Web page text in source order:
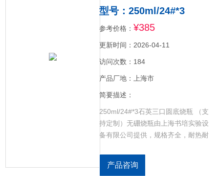
型号：250ml/24#*3
参考价格： ¥385
更新时间：2026-04-11
访问次数：184
产品厂地：上海市
简要描述：
250ml/24#*3石英三口圆底烧瓶 （支
持定制）无硼烧瓶由上海书培实验设
备有限公司提供，规格齐全，耐热耐
室中常用的一种加热与反应容器,用于
产品咨询